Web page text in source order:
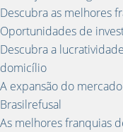
Descubra as melhores
Oportunidades de
Descubra a
domicílio
A expansão do
Brasilrefusal
As melhores franquias